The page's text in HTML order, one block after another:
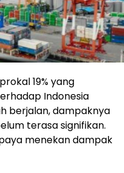
19% yang
Indonesia
berjalan, dampaknya
terasa signifikan.
menekan dampak